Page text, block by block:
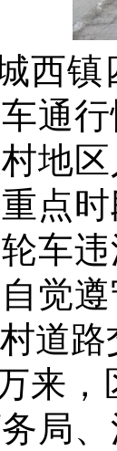
西镇
通
地
点
车
觉
道
来，
局